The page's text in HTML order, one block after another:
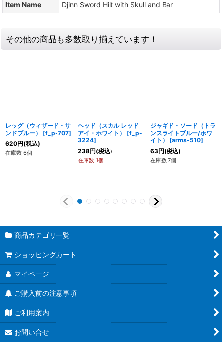
Item Name
Djinn Sword Hilt with Skull and Bar
その他の商品も多数取り揃えています！
レッグ（ウィザード・サ
ンドブルー）
[f_p-707]
620円(税込)
在庫数 6個
ヘッド（スカル レッド
アイ・ホワイト）
[f_p-
3224]
238円(税込)
在庫数 1個
ジャギド・ソード（トラ
ンスライトブルー/ホワ
イト）
[arms-510]
63円(税込)
在庫数 7個
商品カテゴリ一覧
ショッピングカート
マイページ
ご購入前の注意事項
ご利用案内
お問い合せ